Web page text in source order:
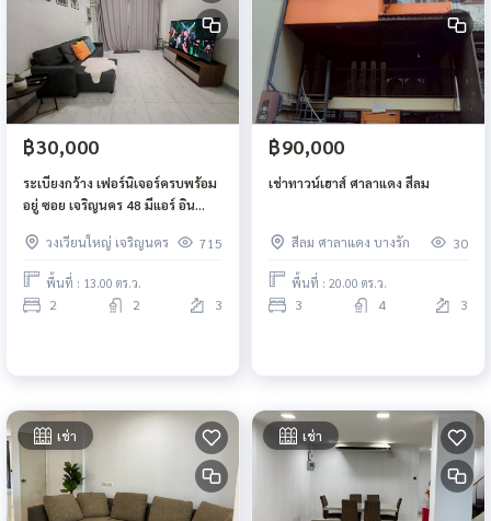
฿30,000
ระเบียงกว้าง เฟอร์นิเจอร์ครบพร้อม
อยู่ ซอย เจริญนคร 48 มีแอร์ อิน
จากปากซอย 200 เมตร
วงเวียนใหญ่ เจริญนคร 715
พื้นที่ : 13.00 ตร.ว.
2 2 3
฿90,000
เช่าทาวน์เฮาส์ ศาลาแดง สีลม
สีลม ศาลาแดง บางรัก 30
พื้นที่ : 20.00 ตร.ว.
3 4 3
เช่า เช่า